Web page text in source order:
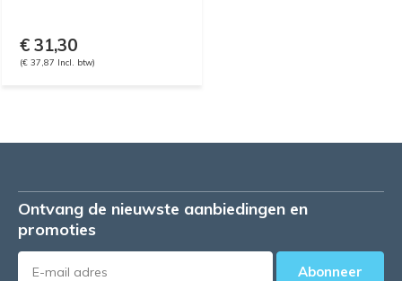
€ 31,30
(€ 37,87 Incl. btw)
Ontvang de nieuwste aanbiedingen en
promoties
Abonneer